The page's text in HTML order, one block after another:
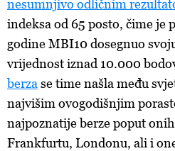
nesumnjivo odličnim
indeksa od 65 posto, čime je
godine MBI10 dosegnuo
vrijednost iznad 10.000
berza setime našla među
najvišim ovogodišnjim
najpoznatije berze poput
Frankfurtu, Londonu, ali i